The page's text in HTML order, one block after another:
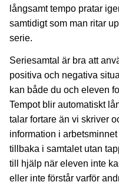
långsamt tempo pratar
samtidigt som man ritar
serie.
Seriesamtal är bra att
positiva och negativa
kan både du och eleven
Tempot blir automatiskt
talar fortare än vi skriver
information i
tillbaka i samtalet utan
till hjälp när eleven inte
eller inte förstår varför